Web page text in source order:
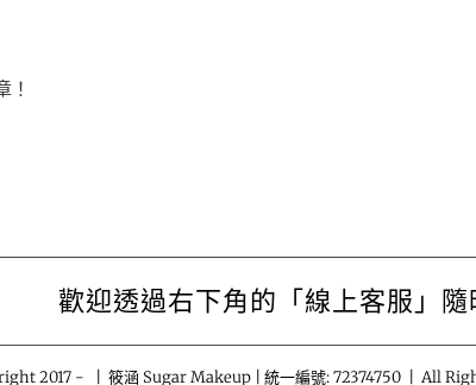
！
歡迎透過右下角的「線上客服」隨
2017 - | 筱涵 Sugar Makeup | 統一編號: 72374750 | All